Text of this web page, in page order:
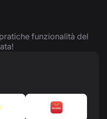
funzionalità del